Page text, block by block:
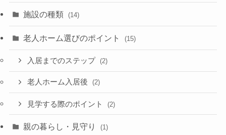
施設の種類 (14)
老人ホーム選びのポイント (15)
入居までのステップ (2)
老人ホーム入居後 (2)
見学する際のポイント (2)
親の暮らし・見守り (1)